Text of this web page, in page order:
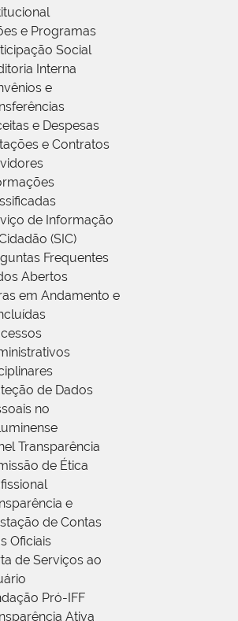
e Programas
Social
Interna
e
e Despesas
e Contratos
de Informação
(SIC)
Frequentes
Abertos
em Andamento e
de Dados
no
Transparência
de Ética
e
de Contas
Oficiais
de Serviços ao
Pró-IFF
Ativa